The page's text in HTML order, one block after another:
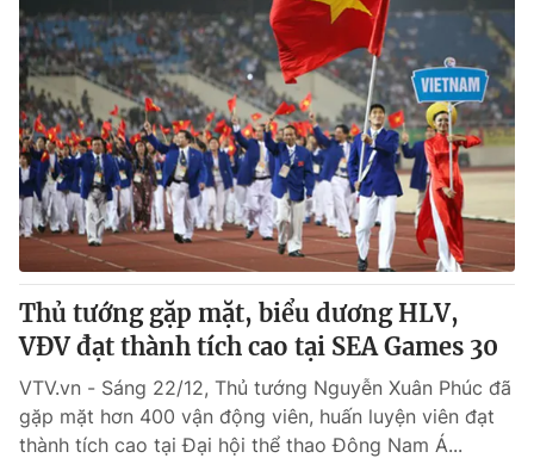
Thủ tướng gặp mặt, biểu dương HLV,
VĐV đạt thành tích cao tại SEA Games 30
VTV.vn - Sáng 22/12, Thủ tướng Nguyễn Xuân Phúc đã
gặp mặt hơn 400 vận động viên, huấn luyện viên đạt
thành tích cao tại Đại hội thể thao Đông Nam Á...